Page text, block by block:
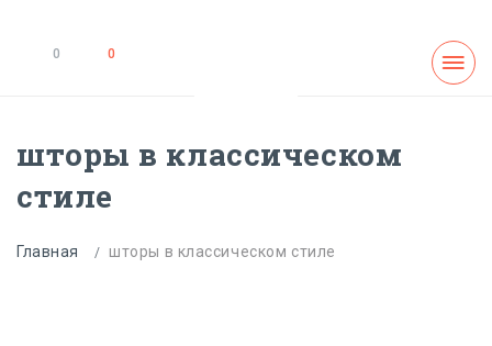
0 0
шторы в классическом
стиле
Главная шторы в классическом стиле